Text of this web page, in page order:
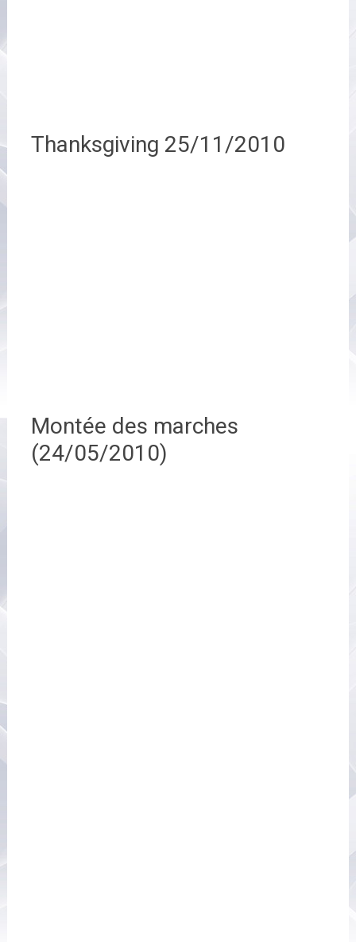
Thanksgiving 25/11/2010
Montée des marches
(24/05/2010)